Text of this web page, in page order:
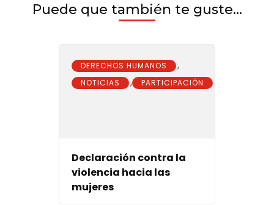
Puede que también te guste...
DERECHOS HUMANOS ,
NOTICIAS , PARTICIPACIÓN
Declaración contra la
violencia hacia las
mujeres